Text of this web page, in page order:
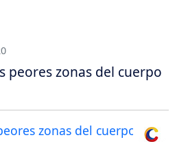
peores zonas del cuerpo